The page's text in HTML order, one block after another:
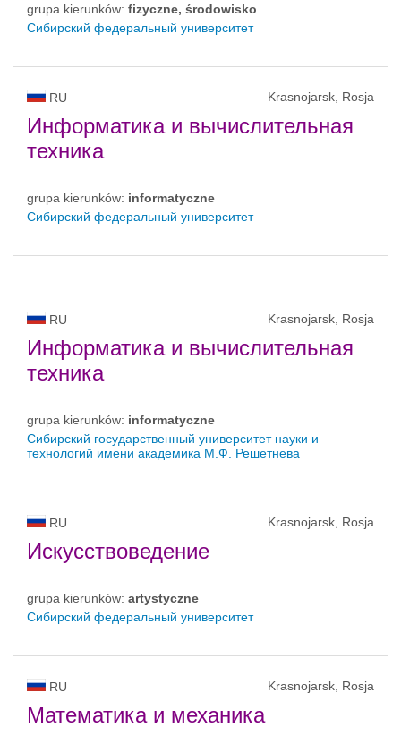
grupa kierunków: fizyczne, środowisko
Сибирский федеральный университет
RU Krasnojarsk, Rosja
Информатика и вычислительная
техника
grupa kierunków: informatyczne
Сибирский федеральный университет
RU Krasnojarsk, Rosja
Информатика и вычислительная
техника
grupa kierunków: informatyczne
Сибирский государственный университет науки и
технологий имени академика М.Ф. Решетнева
RU Krasnojarsk, Rosja
Искусствоведение
grupa kierunków: artystyczne
Сибирский федеральный университет
RU Krasnojarsk, Rosja
Математика и механика